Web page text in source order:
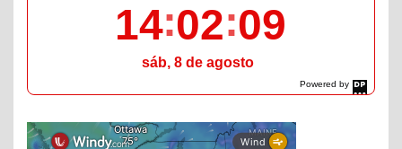
Powered by
DaysPedia.com
14 02 10
sáb, 8 de agosto